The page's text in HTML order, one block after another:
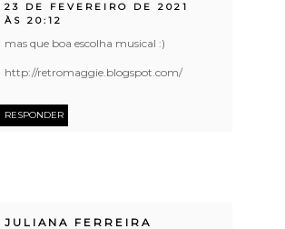
23 DE FEVEREIRO DE 2021
ÀS 20:12
mas que boa escolha musical :)
http://retromaggie.blogspot.com/
RESPONDER
JULIANA FERREIRA